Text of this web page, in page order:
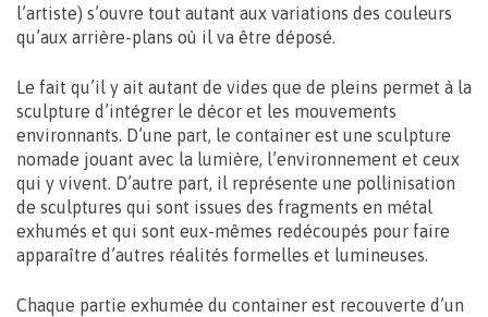
l’artiste) s’ouvre tout autant aux variations des couleurs
qu’aux arrière-plans où il va être déposé.
Le fait qu’il y ait autant de vides que de pleins permet à la
sculpture d’intégrer le décor et les mouvements
environnants. D’une part, le container est une sculpture
nomade jouant avec la lumière, l’environnement et ceux
qui y vivent. D’autre part, il représente une pollinisation
de sculptures qui sont issues des fragments en métal
exhumés et qui sont eux-mêmes redécoupés pour faire
apparaître d’autres réalités formelles et lumineuses.
Chaque partie exhumée du container est recouverte d’un